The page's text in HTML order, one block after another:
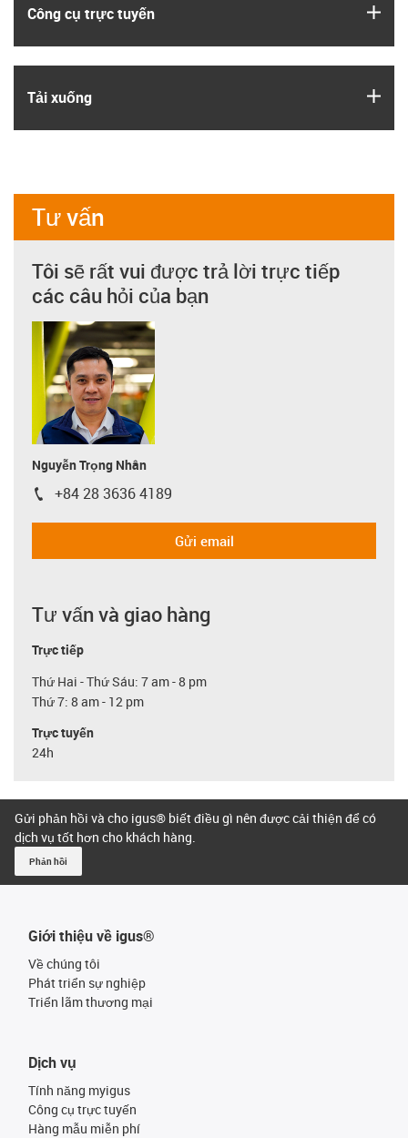
Công cụ trực tuyến
Tải xuống
Tư vấn
Tôi sẽ rất vui được trả lời trực tiếp
các câu hỏi của bạn
Nguyễn Trọng Nhân
igus-icon-phone
+84 28 3636 4189
Gửi email
Tư vấn và giao hàng
Trực tiếp
Thứ Hai - Thứ Sáu: 7 am - 8 pm
Thứ 7: 8 am - 12 pm
Trực tuyến
24h
Gửi phản hồi và cho igus® biết điều gì nên được cải thiện để có
dịch vụ tốt hơn cho khách hàng.
Phản hồi
Giới thiệu về igus®
Về chúng tôi
Phát triển sự nghiệp
Triển lãm thương mại
Dịch vụ
Tính năng myigus
Công cụ trực tuyến
Hàng mẫu miễn phí